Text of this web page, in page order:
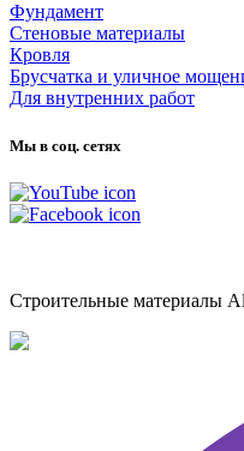
Фундамент
Стеновые материалы
Кровля
Брусчатка и уличное
Для внутренних работ
Мы в соц. сетях
Строительные материалы